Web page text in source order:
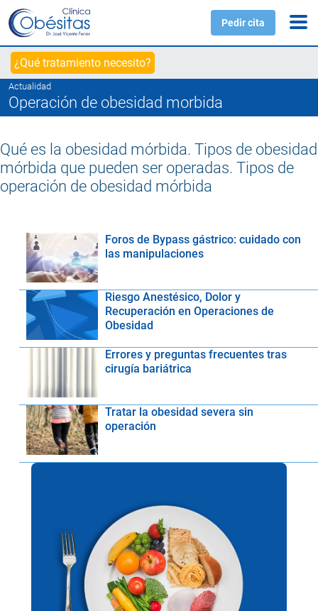
Pedir cita
¿Qué tratamiento necesito?
Actualidad
Operación de obesidad morbida
Qué es la obesidad mórbida. Tipos de obesidad
mórbida que pueden ser operadas. Tipos de
operación de obesidad mórbida
Foros de Bypass gástrico: cuidado con
las manipulaciones
Riesgo Anestésico, Dolor y
Recuperación en Operaciones de
Obesidad
Errores y preguntas frecuentes tras
cirugía bariátrica
Tratar la obesidad severa sin
operación